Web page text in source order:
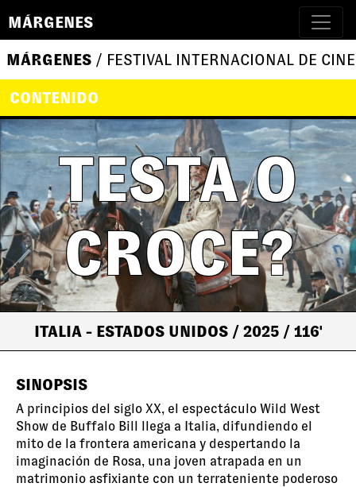
MÁRGENES
MÁRGENES / FESTIVAL INTERNACIONAL DE
CONTENIDO
TESTA O
CROCE?
ITALIA - ESTADOS UNIDOS / 2025 / 116'
SINOPSIS
A principios del siglo XX, el espectáculo Wild West
Show de Buffalo Bill llega a Italia, difundiendo el
mito de la frontera americana y despertando la
imaginación de Rosa, una joven atrapada en un
matrimonio asfixiante con un terrateniente poderoso